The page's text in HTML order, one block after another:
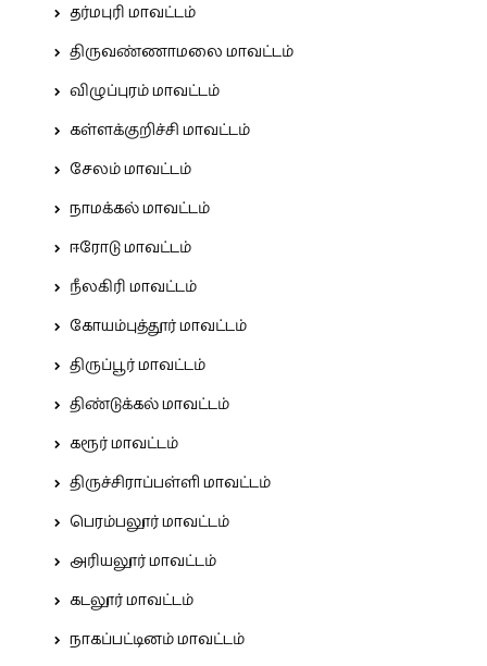
தர்மபுரி மாவட்டம்
திருவண்ணாமலை மாவட்டம்
விழுப்புரம் மாவட்டம்
கள்ளக்குறிச்சி மாவட்டம்
சேலம் மாவட்டம்
நாமக்கல் மாவட்டம்
ஈரோடு மாவட்டம்
நீலகிரி மாவட்டம்
கோயம்புத்தூர் மாவட்டம்
திருப்பூர் மாவட்டம்
திண்டுக்கல் மாவட்டம்
கரூர் மாவட்டம்
திருச்சிராப்பள்ளி மாவட்டம்
பெரம்பலூர் மாவட்டம்
அரியலூர் மாவட்டம்
கடலூர் மாவட்டம்
நாகப்பட்டினம் மாவட்டம்